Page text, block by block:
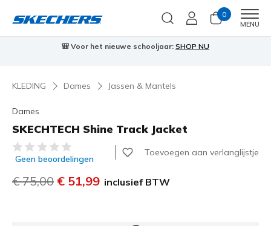
0
MENU
🎒 Voor het nieuwe schooljaar: SHOP NU
KLEDING Dames Jassen & Mantels
Dames
SKECHTECH Shine Track Jacket
3,7 van de 5 klantbeoordelingen
Geen beoordelingen
Toevoegen aan verlanglijstje
Prijs verlaagd van
€ 75,00 naar
€ 51,99 inclusief BTW